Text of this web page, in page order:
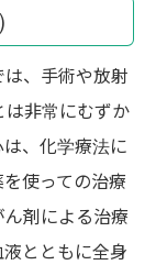
、手術や放射
は非常にむずか
、化学療法に
使っての治療
剤による治療
とともに全身